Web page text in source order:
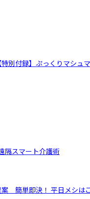
別付録】ぷっくりマシュマ
隔スマート介護術
案 簡単即決！ 平日メシは